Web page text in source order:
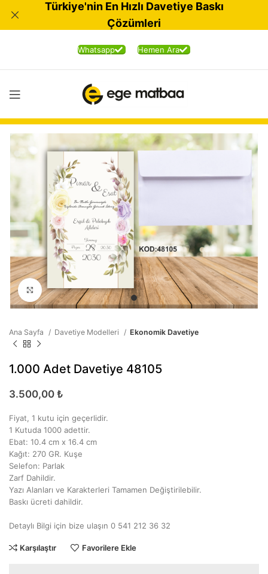
Whatsapp Hemen Ara
Büyütmek için tıklayın
Ana Sayfa Davetiye Modelleri Ekonomik Davetiye
1.000 Adet Davetiye 48105
3.500,00 ₺
Fiyat, 1 kutu için geçerlidir.
1 Kutuda 1000 adettir.
Ebat: 10.4 cm x 16.4 cm
Kağıt: 270 GR. Kuşe
Selefon: Parlak
Zarf Dahildir.
Yazı Alanları ve Karakterleri Tamamen Değiştirilebilir.
Baskı ücreti dahildir.
Detaylı Bilgi için bize ulaşın 0 541 212 36 32
Karşılaştır Favorilere Ekle
Türkiye'nin En Hızlı Davetiye Baskı
Çözümleri